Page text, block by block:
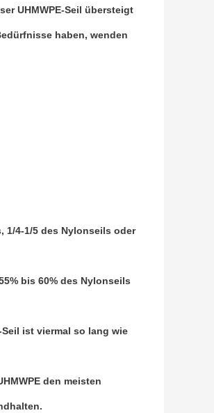
UHMWPE-Seil übersteigt
haben, wenden
1/4-1/5 des Nylonseils oder
bis 60% des Nylonseils
Seil ist viermal so lang wie
den meisten